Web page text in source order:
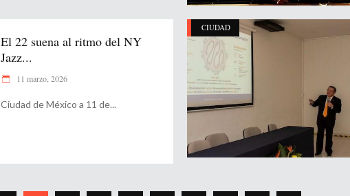
El 22 suena al ritmo del NY
Jazz...
11 marzo, 2026
Ciudad de México a 11 de
CIUDAD